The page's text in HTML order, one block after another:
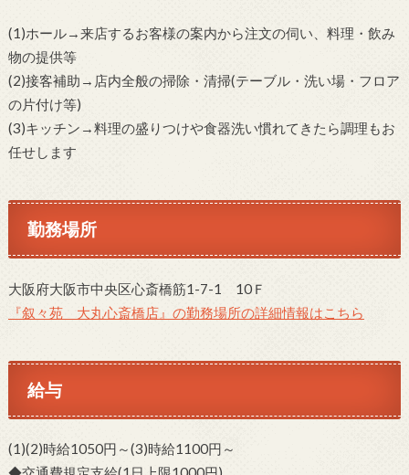
(1)ホール→来店するお客様の案内から注文の伺い、料理・飲み
物の提供等
(2)接客補助→店内全般の掃除・清掃(テーブル・洗い場・フロア
の片付け等)
(3)キッチン→料理の盛りつけや食器洗い慣れてきたら調理もお
任せします
勤務場所
大阪府大阪市中央区心斎橋筋1-7-1 10Ｆ
『叙々苑 大丸心斎橋店』の勤務場所の詳細情報はこちら
給与
(1)(2)時給1050円～(3)時給1100円～